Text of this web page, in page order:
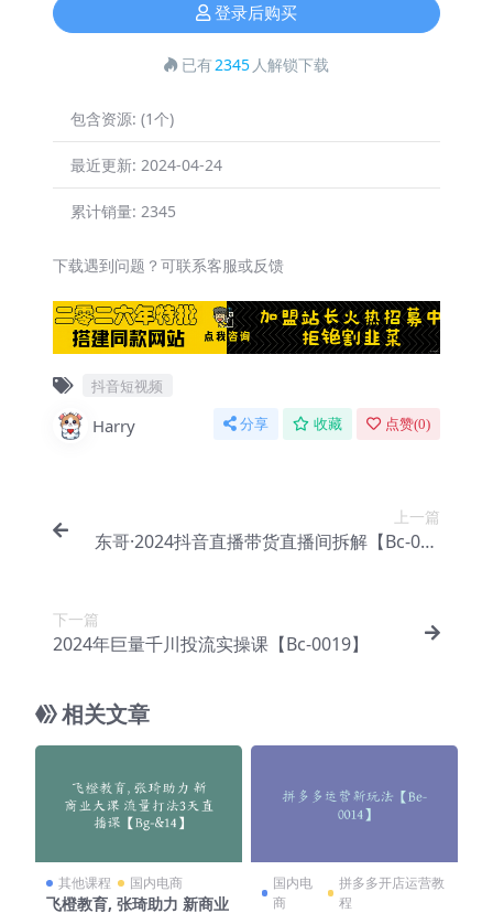
登录后购买
已有2345 人解锁下载
包含资源: (1个)
最近更新: 2024-04-24
累计销量: 2345
下载遇到问题？可联系客服或反馈
抖音短视频
Harry 分享 收藏 点赞(0)
上一篇
东哥·2024抖音直播带货直播间拆解【Bc-002
下一篇
2024年巨量千川投流实操课【Bc-0019】
相关文章
其他课程 国内电商
飞橙教育, 张琦助力 新商业
国内电
商
拼多多开店运营教
程